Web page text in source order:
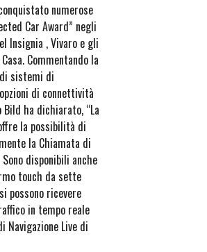
numerose
Car Award” negli
Insignia , Vivaro e gli
Commentando la
sistemi di
di connettività
ha dichiarato, “La
la possibilità di
la Chiamata di
Sono disponibili anche
touch da sette
possono ricevere
in tempo reale
Navigazione Live di